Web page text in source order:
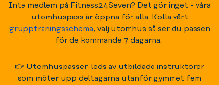
Inte medlem på Fitness24Seven? Det gör inget - våra
utomhuspass är öppna för alla. Kolla vårt
gruppträningsschema, välj utomhus så ser du passen
för de kommande 7 dagarna.
👉 Utomhuspassen leds av utbildade instruktörer
som möter upp deltagarna utanför gymmet fem